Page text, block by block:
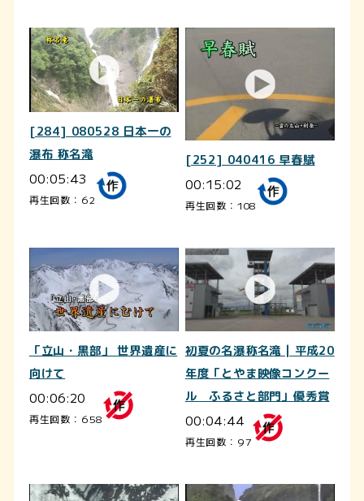
[284] 080528 日本一の
瀑布 称名滝
00:05:43
再生回数：62
[252] 040416 早春賦
00:15:02
再生回数：108
「立山・黒部」 世界遺産に
向けて
00:06:20
再生回数：658
初夏の名瀑称名滝 | 平成20
年度「とやま映像コンクー
ル ふるさと部門」優秀賞
00:04:44
再生回数：97